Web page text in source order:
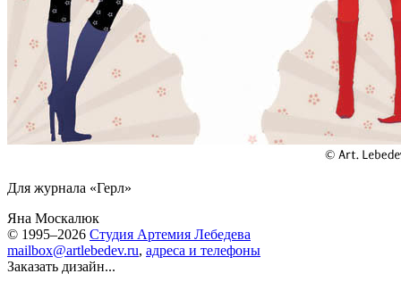
Для журнала «Герл»
Яна Москалюк
© 1995–2026 Студия Артемия Лебедева
mailbox@artlebedev.ru, адреса и телефоны
Заказать дизайн...